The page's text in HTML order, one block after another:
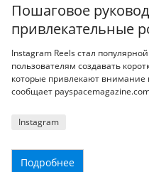
Пошаговое
привлекательные
Instagram Reels стал
пользователям создавать
которые привлекают внимание
сообщает
Instagram
Подробнее